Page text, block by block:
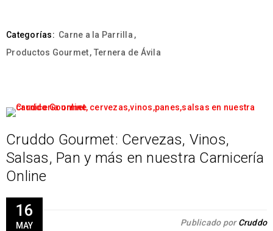
Categorías: Carne a la Parrilla ,
Productos Gourmet, Ternera de Ávila
Cruddo Gourmet: Cervezas, Vinos,
Salsas, Pan y más en nuestra Carnicería
Online
16
MAY Publicado porCruddo